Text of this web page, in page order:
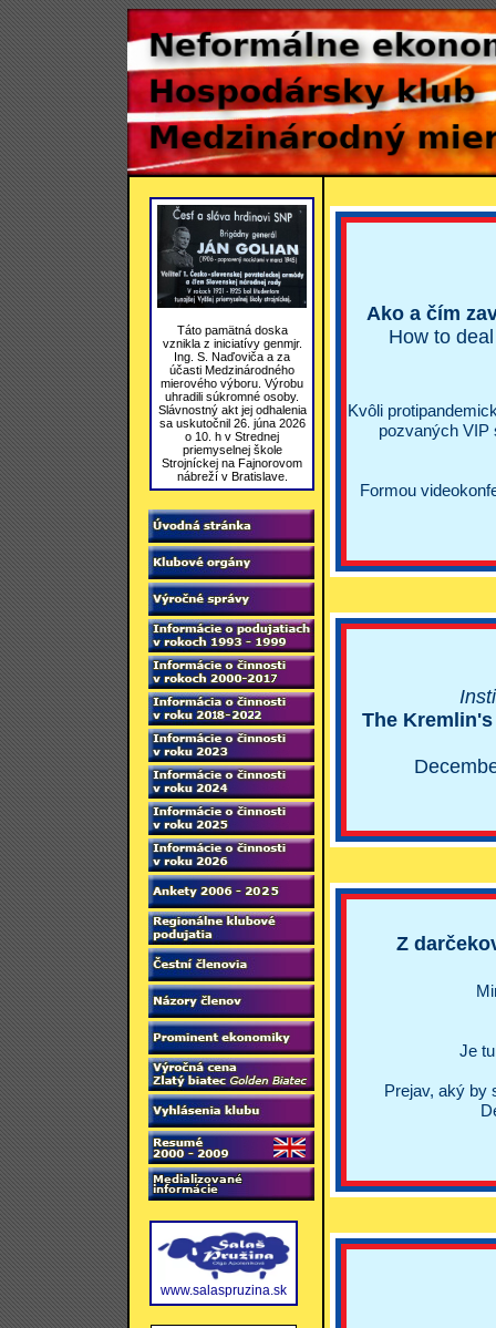
Táto pamätná doska
vznikla z iniciatívy genmjr.
Ing. S. Naďoviča a za
účasti Medzinárodného
mierového výboru. Výrobu
uhradili súkromné osoby.
Slávnostný akt jej odhalenia
sa uskutočnil 26. júna 2026
o 10. h v Strednej
priemyselnej škole
Strojníckej na Fajnorovom
nábreží v Bratislave.
www.salaspruzina.sk
Ako a čím
How to
Kvôli
pozvaných VIP
Formou
The
Z
Je
Prejav, aký by